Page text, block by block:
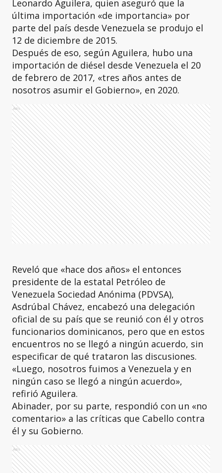
Leonardo Aguilera, quien aseguró que la
última importación «de importancia» por
parte del país desde Venezuela se produjo el
12 de diciembre de 2015.
Después de eso, según Aguilera, hubo una
importación de diésel desde Venezuela el 20
de febrero de 2017, «tres años antes de
nosotros asumir el Gobierno», en 2020.
Ads
Reveló que «hace dos años» el entonces
presidente de la estatal Petróleo de
Venezuela Sociedad Anónima (PDVSA),
Asdrúbal Chávez, encabezó una delegación
oficial de su país que se reunió con él y otros
funcionarios dominicanos, pero que en estos
encuentros no se llegó a ningún acuerdo, sin
especificar de qué trataron las discusiones.
«Luego, nosotros fuimos a Venezuela y en
ningún caso se llegó a ningún acuerdo»,
refirió Aguilera.
Abinader, por su parte, respondió con un «no
comentario» a las críticas que Cabello contra
él y su Gobierno.
Ads